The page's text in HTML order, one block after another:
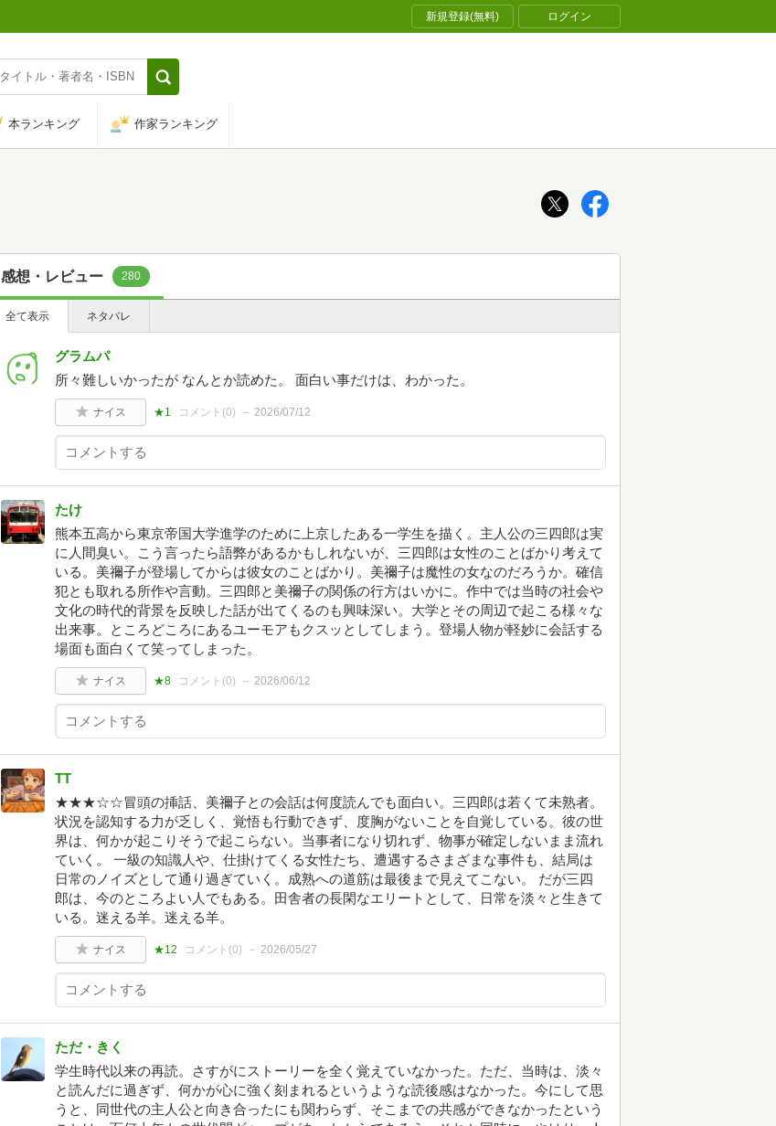
新規登録(無料) ログイン
本ランキング 作家ランキング
感想・レビュー 280
全て表示 ネタバレ
グラムパ
所々難しいかったが なんとか読めた。 面白い事だけは、わかった。
ナイス ★1 コメント(0) 2026/07/12
たけ
熊本五高から東京帝国大学進学のために上京したある一学生を描く。主人公の三四郎は実
に人間臭い。こう言ったら語弊があるかもしれないが、三四郎は女性のことばかり考えて
いる。美禰子が登場してからは彼女のことばかり。美禰子は魔性の女なのだろうか。確信
犯とも取れる所作や言動。三四郎と美禰子の関係の行方はいかに。作中では当時の社会や
文化の時代的背景を反映した話が出てくるのも興味深い。大学とその周辺で起こる様々な
出来事。ところどころにあるユーモアもクスッとしてしまう。登場人物が軽妙に会話する
場面も面白くて笑ってしまった。
ナイス ★8 コメント(0) 2026/06/12
TT
★★★☆☆冒頭の挿話、美禰子との会話は何度読んでも面白い。三四郎は若くて未熟者。
状況を認知する力が乏しく、覚悟も行動できず、度胸がないことを自覚している。彼の世
界は、何かが起こりそうで起こらない。当事者になり切れず、物事が確定しないまま流れ
ていく。 一級の知識人や、仕掛けてくる女性たち、遭遇するさまざまな事件も、結局は
日常のノイズとして通り過ぎていく。成熟への道筋は最後まで見えてこない。 だが三四
郎は、今のところよい人でもある。田舎者の長閑なエリートとして、日常を淡々と生きて
いる。迷える羊。迷える羊。
ナイス ★12 コメント(0) 2026/05/27
ただ・きく
学生時代以来の再読。さすがにストーリーを全く覚えていなかった。ただ、当時は、淡々
と読んだに過ぎず、何かが心に強く刻まれるというような読後感はなかった。今にして思
うと、同世代の主人公と向き合ったにも関わらず、そこまでの共感ができなかったという